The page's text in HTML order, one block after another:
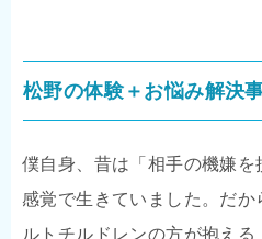
松野の体験＋お悩み解決
僕自身、昔は「相手の機嫌を
感覚で生きていました。だ
ルトチルドレンの方が抱える